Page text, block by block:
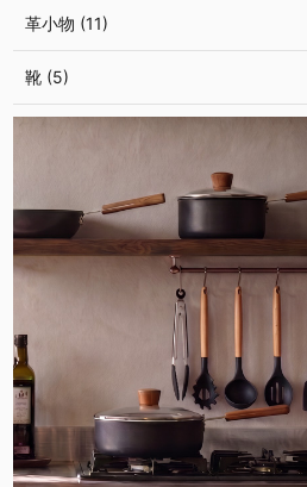
革小物 (11)
靴 (5)